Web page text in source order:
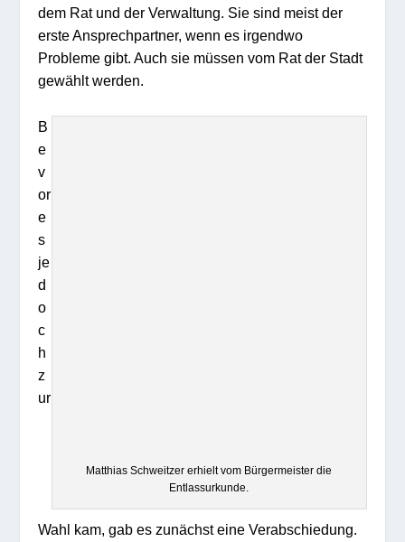
dem Rat und der Verwaltung. Sie sind meist der
erste Ansprechpartner, wenn es irgendwo
Probleme gibt. Auch sie müssen vom Rat der Stadt
gewählt werden.
Matthias Schweitzer erhielt vom Bürgermeister die
Entlassurkunde.
B
e
v
or
e
s
je
d
o
c
h
z
ur
Wahl kam, gab es zunächst eine Verabschiedung.